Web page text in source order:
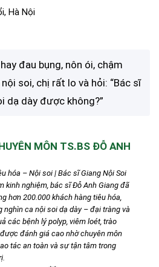
Hà Nội
đau bụng, nôn ói, chậm
soi, chị rất lo và hỏi: “Bác sĩ
dạ dày được không?”
MÔN TS.BS ĐỖ ANH
hóa – Nội soi | Bác sĩ Giang Nội Soi
kinh nghiệm, bác sĩ Đỗ Anh Giang đã
hơn 200.000 khách hàng tiêu hóa,
nghìn ca nội soi dạ dày – đại tràng và
các bệnh lý polyp, viêm loét, trào
đánh giá cao nhờ chuyên môn
tác an toàn và sự tận tâm trong